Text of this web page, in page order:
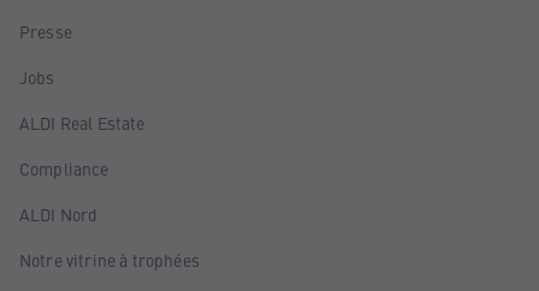
Presse
Jobs
ALDI Real Estate
Compliance
ALDI Nord
Notre vitrine à trophées